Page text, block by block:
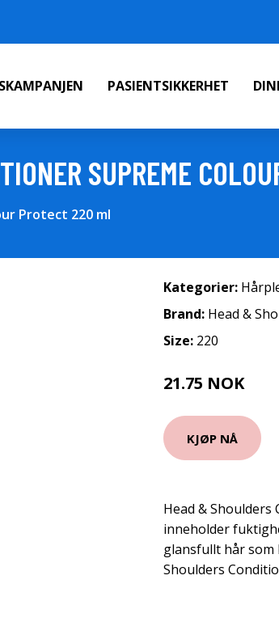
PASIENTSIKKERHET
SUPREME
Protect 220 ml
Kategorier:
Brand: Head &
Size: 220
21.75 NOK
KJØP NÅ
Head &
inneholder
glansfullt hår som
Shoulders